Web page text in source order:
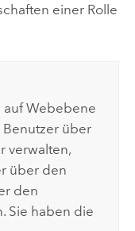
einer Rolle
Webebene
über
verwalten,
über den
den
Sie haben die